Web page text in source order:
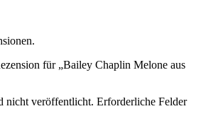
für „Bailey Chaplin Melone aus
nicht veröffentlicht. Erforderliche Felder